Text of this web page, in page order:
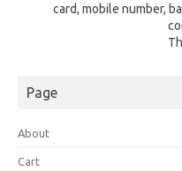
card, mobile number,
Page
About
Cart